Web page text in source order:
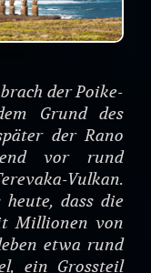
der Poike-
Grund des
der Rano
vor rund
Vulkan.
dass die
Millionen von
etwa rund
ein Grossteil